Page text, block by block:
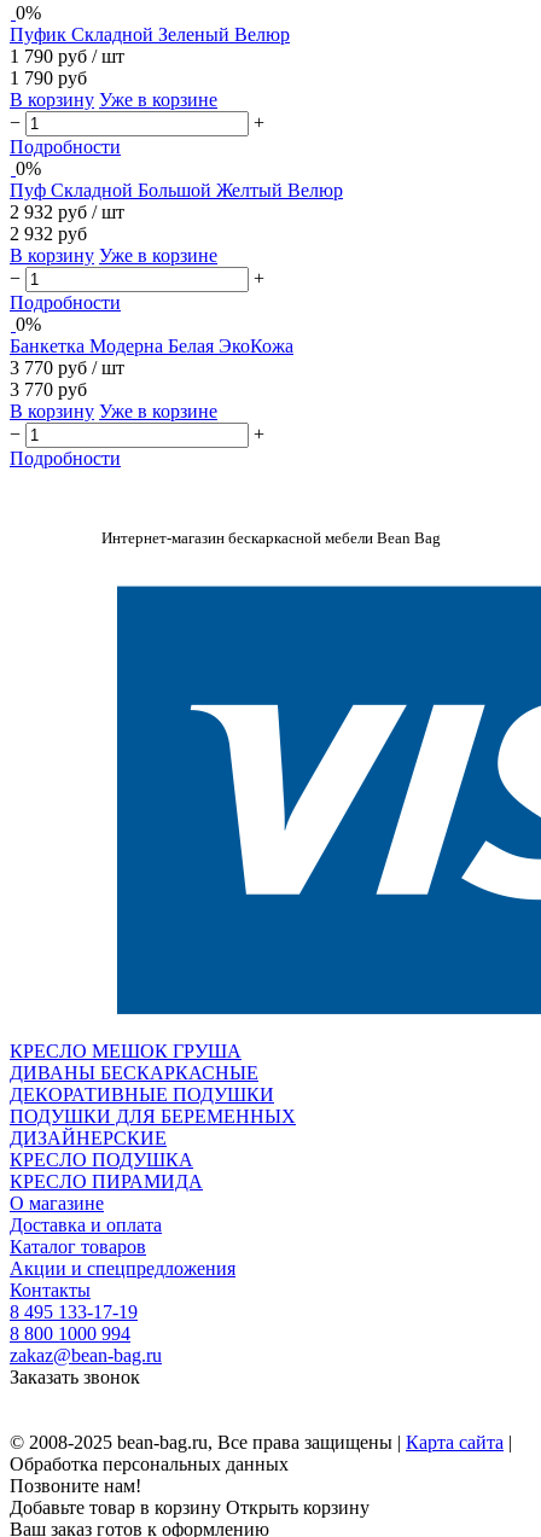
0%
Пуфик Складной Зеленый Велюр
1 790 руб / шт
1 790 руб
В корзину Уже в корзине
−
+
Подробности
0%
Пуф Складной Большой Желтый Велюр
2 932 руб / шт
2 932 руб
В корзину Уже в корзине
−
+
Подробности
0%
Банкетка Модерна Белая ЭкоКожа
3 770 руб / шт
3 770 руб
В корзину Уже в корзине
−
+
Подробности
Интернет-магазин бескаркасной мебели Bean Bag
КРЕСЛО МЕШОК ГРУША
ДИВАНЫ БЕСКАРКАСНЫЕ
ДЕКОРАТИВНЫЕ ПОДУШКИ
ПОДУШКИ ДЛЯ БЕРЕМЕННЫХ
ДИЗАЙНЕРСКИЕ
КРЕСЛО ПОДУШКА
КРЕСЛО ПИРАМИДА
О магазине
Доставка и оплата
Каталог товаров
Акции и спецпредложения
Контакты
8 495 133-17-19
8 800 1000 994
zakaz@bean-bag.ru
Заказать звонок
© 2008-2025 bean-bag.ru, Все права защищены | Карта сайта |
Обработка персональных данных
Позвоните нам!
Добавьте товар в корзину Открыть корзину
Ваш заказ готов к оформлению